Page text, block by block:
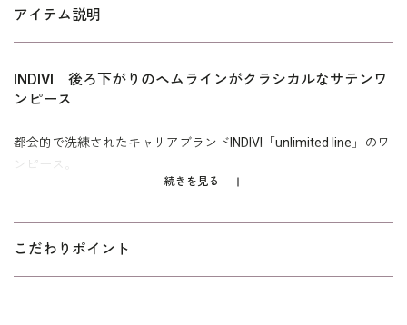
アイテム説明
続きを見る
INDIVI 後ろ下がりのヘムラインがクラシカルなサテンワ
ンピース
都会的で洗練されたキャリアブランドINDIVI「unlimited line」のワ
ンピース。
使用。すっきりとしたVネックがデコルテを美しく見せ、動くたび
に揺れる後ろ下がりのヘムラインがクラシカルな印象を演出しま
こだわりポイント